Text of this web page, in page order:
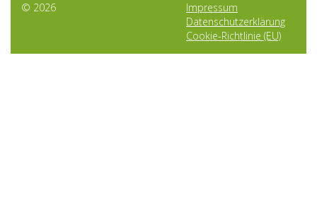
© 2026
Impressum
Datenschutzerklärung
Cookie-Richtlinie (EU)